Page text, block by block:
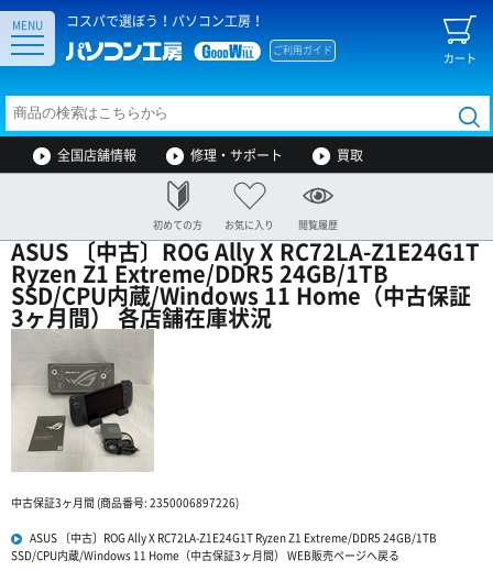
コスパで選ぼう！パソコン工房！
カート
ご利用ガイド
MENU
全国店舗情報 修理・サポート 買取
初めての方 お気に入り 閲覧履歴
ASUS 〔中古〕ROG Ally X RC72LA-Z1E24G1T
Ryzen Z1 Extreme/DDR5 24GB/1TB
SSD/CPU内蔵/Windows 11 Home（中古保証
3ヶ月間） 各店舗在庫状況
中古保証3ヶ月間 (商品番号: 2350006897226)
ASUS 〔中古〕ROG Ally X RC72LA-Z1E24G1T Ryzen Z1 Extreme/DDR5 24GB/1TB
SSD/CPU内蔵/Windows 11 Home（中古保証3ヶ月間） WEB販売ページへ戻る